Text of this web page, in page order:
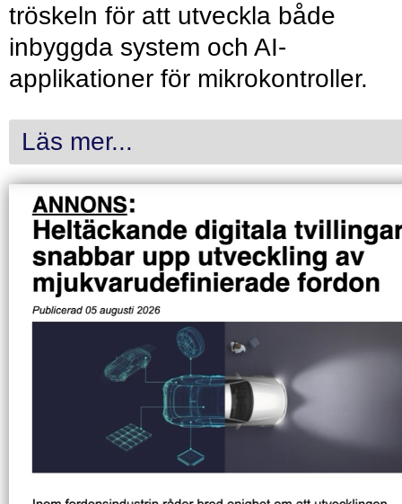
tröskeln för att utveckla både
inbyggda system och AI-
applikationer för mikrokontroller.
Läs mer...